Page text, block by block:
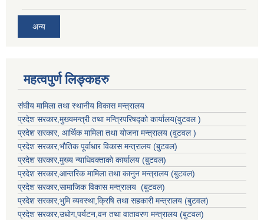
अन्य
महत्वपुर्ण लिङ्कहरु
संघीय मामिला तथा स्थानीय विकास मन्त्रालय
प्रदेश सरकार,मुख्यमन्त्री तथा मन्त्रिपरिषद्को कार्यालय(वुटवल )
प्रदेश सरकार, आर्थिक मामिला तथा योजना मन्त्रालय (वुटवल )
प्रदेश सरकार,भाैतिक पूर्वाधार विकास मन्त्रालय (बुटवल)
प्रदेश सरकार,मुख्य न्याधिवक्ताकाे कार्यालय (बुटवल)
प्रदेश सरकार,आन्तरिक मामिला तथा कानुन मन्त्रालय (बुटवल)
प्रदेश सरकार,सामाजिक विकास मन्त्रालय (बुटवल)
प्रदेश सरकार,भुमि व्यवस्था,क्रिषि तथा सहकारी मन्त्रालय (बुटवल)
प्रदेश सरकार,उधाेग,पर्यटन,वन तथा वातावरण मन्त्रालय (बुटवल)